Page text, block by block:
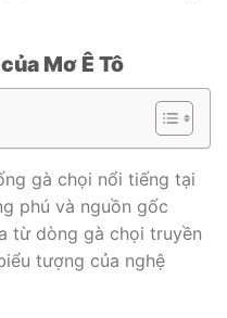
Mơ Ê Tô
gà chọi nổi tiếng tại
phú và nguồn gốc
từ dòng gà chọi truyền
tượng của nghệ